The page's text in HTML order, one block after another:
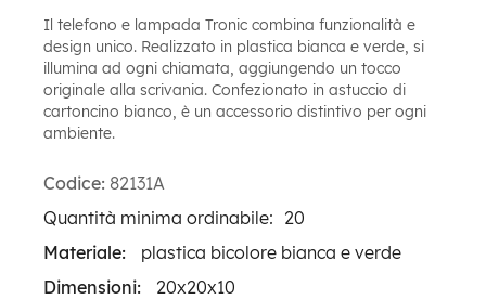
Il telefono e lampada Tronic combina funzionalità e
design unico. Realizzato in plastica bianca e verde, si
illumina ad ogni chiamata, aggiungendo un tocco
originale alla scrivania. Confezionato in astuccio di
cartoncino bianco, è un accessorio distintivo per ogni
ambiente.
Codice: 82131A
Quantità minima ordinabile: 20
Materiale:
plastica bicolore bianca e verde
Dimensioni:
20x20x10